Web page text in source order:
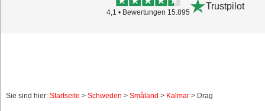
4,1 • Bewertungen 15.895
Trustpilot
Sie sind hier: Startseite > Schweden > Småland > Kalmar > Drag